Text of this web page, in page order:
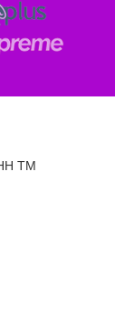
TM